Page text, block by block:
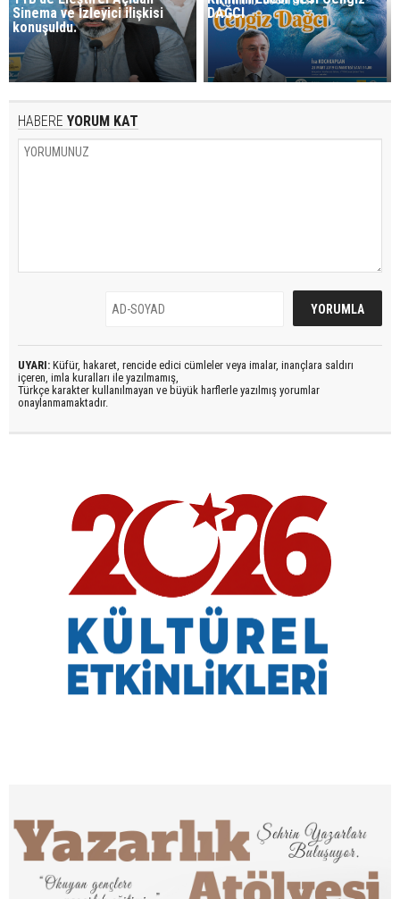
Sinema ve İzleyici ilişkisi
konuşuldu.
DAĞCI
HABERE YORUM KAT
UYARI: Küfür, hakaret, rencide edici cümleler veya imalar, inançlara saldırı
içeren, imla kuralları ile yazılmamış,
Türkçe karakter kullanılmayan ve büyük harflerle yazılmış yorumlar
onaylanmamaktadır.